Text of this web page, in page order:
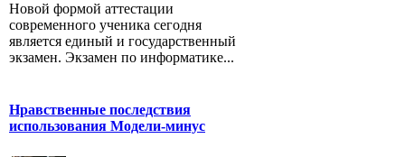
Новой формой аттестации
современного ученика сегодня
является единый и государственный
экзамен. Экзамен по информатике...
Нравственные последствия
использования Модели-минус